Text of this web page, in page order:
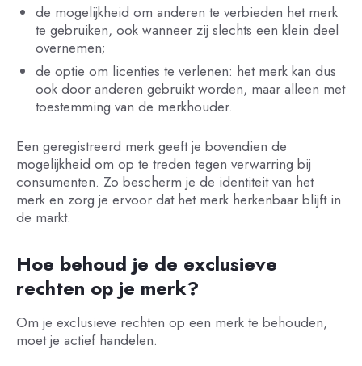
de mogelijkheid om anderen te verbieden het merk
te gebruiken, ook wanneer zij slechts een klein deel
overnemen;
de optie om licenties te verlenen: het merk kan dus
ook door anderen gebruikt worden, maar alleen met
toestemming van de merkhouder.
Een geregistreerd merk geeft je bovendien de
mogelijkheid om op te treden tegen verwarring bij
consumenten. Zo bescherm je de identiteit van het
merk en zorg je ervoor dat het merk herkenbaar blijft in
de markt.
Hoe behoud je de exclusieve
rechten op je merk?
Om je exclusieve rechten op een merk te behouden,
moet je actief handelen.